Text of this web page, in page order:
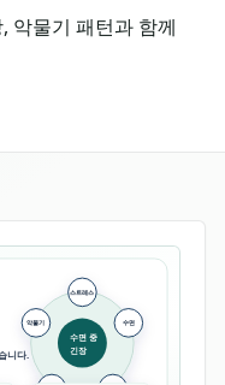
악물기 패턴과 함께